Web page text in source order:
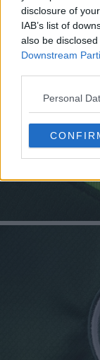
disclosure of
IAB’s list of
also be
Downstream
Personal